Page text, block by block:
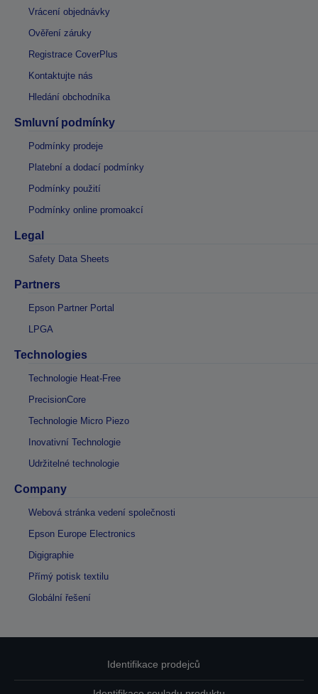
Vrácení objednávky
Ověření záruky
Registrace CoverPlus
Kontaktujte nás
Hledání obchodníka
Smluvní podmínky
Podmínky prodeje
Platební a dodací podmínky
Podmínky použití
Podmínky online promoakcí
Legal
Safety Data Sheets
Partners
Epson Partner Portal
LPGA
Technologies
Technologie Heat-Free
PrecisionCore
Technologie Micro Piezo
Inovativní Technologie
Udržitelné technologie
Company
Webová stránka vedení společnosti
Epson Europe Electronics
Digigraphie
Přímý potisk textilu
Globální řešení
Identifikace prodejců